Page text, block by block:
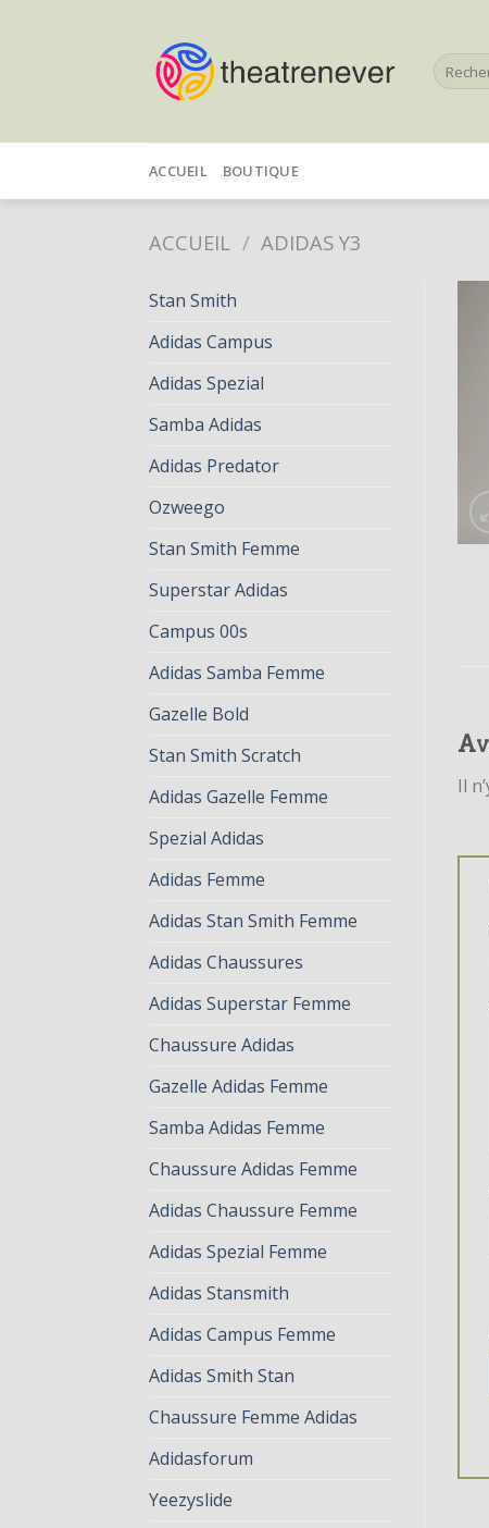
Recherche
pour :
ACCUEIL BOUTIQUE
ACCUEIL / ADIDAS Y3
Stan Smith
Adidas Campus
Adidas Spezial
Samba Adidas
Adidas Predator
Ozweego
Stan Smith Femme
Superstar Adidas
Campus 00s
Adidas Samba Femme
Gazelle Bold
Stan Smith Scratch
Adidas Gazelle Femme
Spezial Adidas
Adidas Femme
Adidas Stan Smith Femme
Adidas Chaussures
Adidas Superstar Femme
Chaussure Adidas
Gazelle Adidas Femme
Samba Adidas Femme
Chaussure Adidas Femme
Adidas Chaussure Femme
Adidas Spezial Femme
Adidas Stansmith
Adidas Campus Femme
Adidas Smith Stan
Chaussure Femme Adidas
Adidasforum
Yeezyslide
Il